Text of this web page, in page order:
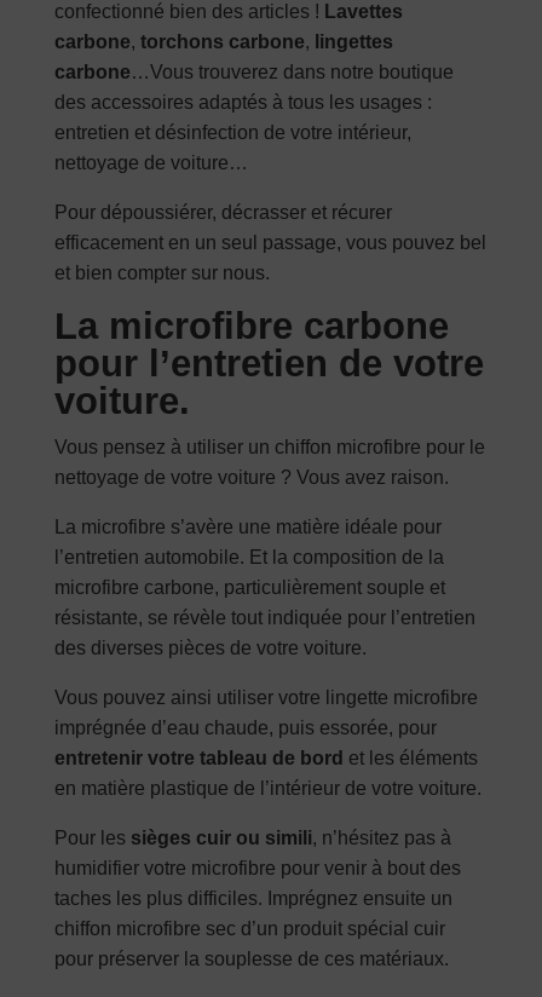
confectionné bien des articles ! Lavettes
carbone, torchons carbone, lingettes
carbone…Vous trouverez dans notre boutique
des accessoires adaptés à tous les usages :
entretien et désinfection de votre intérieur,
nettoyage de voiture…
Pour dépoussiérer, décrasser et récurer
efficacement en un seul passage, vous pouvez bel
et bien compter sur nous.
La microfibre carbone
pour l’entretien de votre
voiture.
Vous pensez à utiliser un chiffon microfibre pour le
nettoyage de votre voiture ? Vous avez raison.
La microfibre s’avère une matière idéale pour
l’entretien automobile. Et la composition de la
microfibre carbone, particulièrement souple et
résistante, se révèle tout indiquée pour l’entretien
des diverses pièces de votre voiture.
Vous pouvez ainsi utiliser votre lingette microfibre
imprégnée d’eau chaude, puis essorée, pour
entretenir votre tableau de bord et les éléments
en matière plastique de l’intérieur de votre voiture.
Pour les sièges cuir ou simili, n’hésitez pas à
humidifier votre microfibre pour venir à bout des
taches les plus difficiles. Imprégnez ensuite un
chiffon microfibre sec d’un produit spécial cuir
pour préserver la souplesse de ces matériaux.